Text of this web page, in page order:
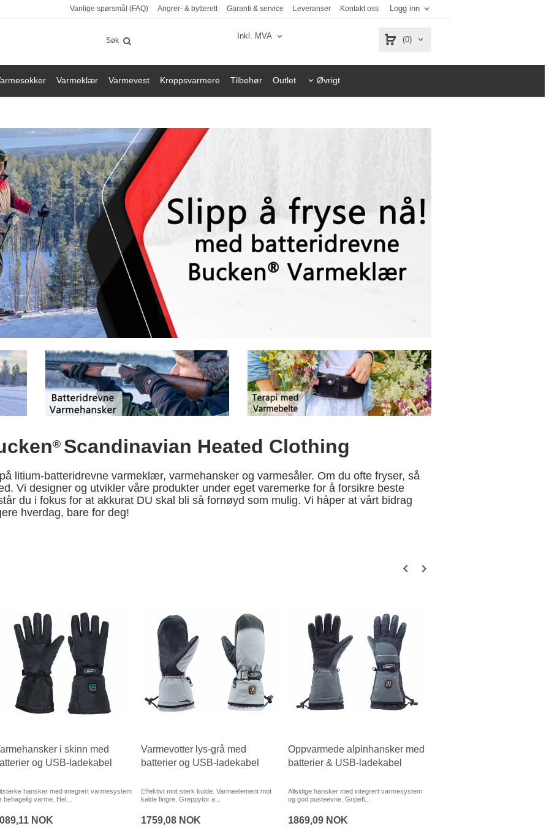
Vanlige spørsmål (FAQ) Angrer- & bytterett Garanti & service Leveranser Kontakt oss Logg inn
Inkl. MVA (0)
Varmeklær Varmevest Kroppsvarmere Tilbehør Outlet Øvrigt
® Scandinavian Heated Clothing
litium-batteridrevne varmeklær, varmehansker og varmesåler. Om du ofte fryser, så
Vi designer og utvikler våre produkter under eget varemerke for å forsikre beste
du i fokus for at akkurat DU skal bli så fornøyd som mulig. Vi håper at vårt bidrag
hverdag, bare for deg!
i skinn med
og USB-ladekabel
hansker med integrert varmesystem
behagelig varme. Hel...
NOK
Varmevotter lys-grå med
batterier og USB-ladekabel
Effektivt mot sterk kulde. Varmeelement mot
kalde fingre. Greppytor a...
1759,08 NOK
Oppvarmede alpinhansker med
batterier & USB-ladekabel
Allsidige hansker med integrert varmesystem
og god pusteevne. Gripefl...
1869,09 NOK